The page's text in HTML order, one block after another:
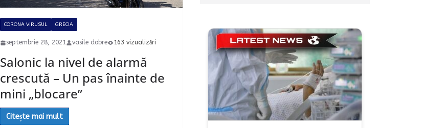
CORONA VIRUSUL GRECIA
septembrie 28, 2021 vasile dobre 163 vizualizări
Salonic la nivel de alarmă
crescută – Un pas înainte de
mini „blocare”
Citește mai mult